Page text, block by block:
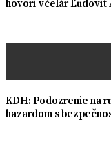
hovorí včelár Ľudovít
KDH: Podozrenie na
hazardom s